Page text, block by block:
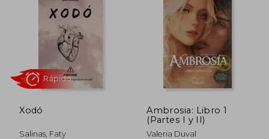
Xodó
Salinas, Faty
Ambrosia: Libro 1
(Partes I y II)
Valeria Duval